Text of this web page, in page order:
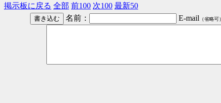
掲示板に戻る 全部 前100 次100 最新50
名前：
E-mail （省略可